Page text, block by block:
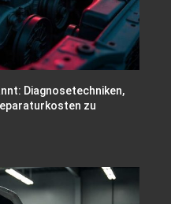
Diagnosetechniken,
zu